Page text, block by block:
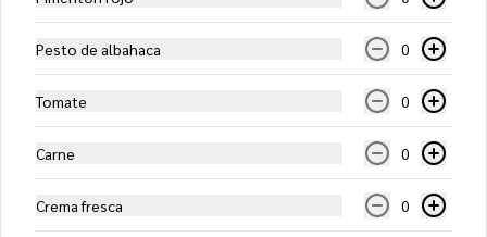
Vegetariana Gourmet
Salsa de tomates, mozzarella, tomate,
fondo de alcachofa, rúcula y palmitos
$13.350
Pesto de albahaca 0
Tomate 0
Carne 0
Crema fresca 0